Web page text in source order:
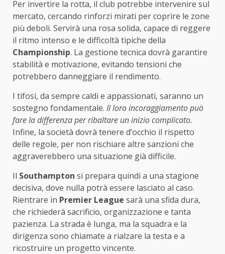
Per invertire la rotta, il club potrebbe intervenire sul
mercato, cercando rinforzi mirati per coprire le zone
più deboli. Servirà una rosa solida, capace di reggere
il ritmo intenso e le difficoltà tipiche della
Championship. La gestione tecnica dovrà garantire
stabilità e motivazione, evitando tensioni che
potrebbero danneggiare il rendimento.
I tifosi, da sempre caldi e appassionati, saranno un
sostegno fondamentale. Il loro incoraggiamento può
fare la differenza per ribaltare un inizio complicato.
Infine, la società dovrà tenere d’occhio il rispetto
delle regole, per non rischiare altre sanzioni che
aggraverebbero una situazione già difficile.
Il Southampton si prepara quindi a una stagione
decisiva, dove nulla potrà essere lasciato al caso.
Rientrare in Premier League sarà una sfida dura,
che richiederà sacrificio, organizzazione e tanta
pazienza. La strada è lunga, ma la squadra e la
dirigenza sono chiamate a rialzare la testa e a
ricostruire un progetto vincente.